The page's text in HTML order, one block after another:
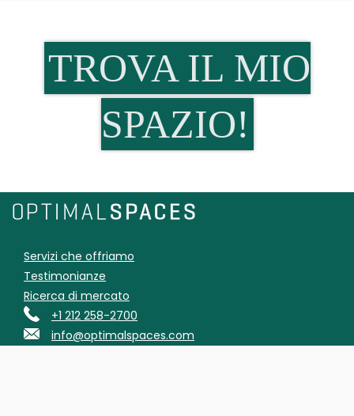
TROVA IL MIO
SPAZIO!
Servizi che offriamo
Testimonianze
Ricerca di mercato
+1 212 258-2700
info@optimalspaces.com